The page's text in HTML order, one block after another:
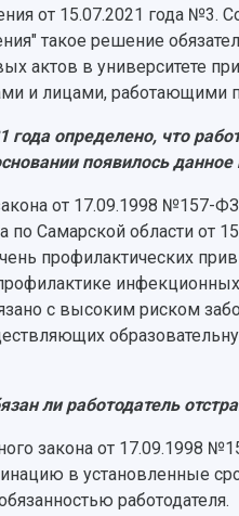
от 15.07.2021 года №3.
такое решение
актов в университете
и лицами, работающими
определено, что
появилось
от 17.09.1998
по Самарской области от
профилактических
инфекционных
с высоким риском
ли работодатель
закона от 17.09.1998
в установленные
работодателя.